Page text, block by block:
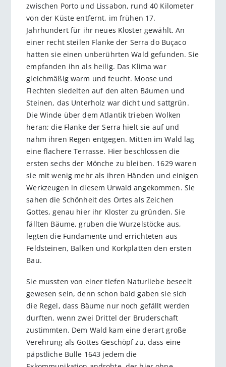
zwischen Porto und Lissabon, rund 40 Kilometer
von der Küste entfernt, im frühen 17.
Jahrhundert für ihr neues Kloster gewählt. An
einer recht steilen Flanke der Serra do Buçaco
hatten sie einen unberührten Wald gefunden. Sie
empfanden ihn als heilig. Das Klima war
gleichmäßig warm und feucht. Moose und
Flechten siedelten auf den alten Bäumen und
Steinen, das Unterholz war dicht und sattgrün.
Die Winde über dem Atlantik trieben Wolken
heran; die Flanke der Serra hielt sie auf und
nahm ihren Regen entgegen. Mitten im Wald lag
eine flachere Terrasse. Hier beschlossen die
ersten sechs der Mönche zu bleiben. 1629 waren
sie mit wenig mehr als ihren Händen und einigen
Werkzeugen in diesem Urwald angekommen. Sie
sahen die Schönheit des Ortes als Zeichen
Gottes, genau hier ihr Kloster zu gründen. Sie
fällten Bäume, gruben die Wurzelstöcke aus,
legten die Fundamente und errichteten aus
Feldsteinen, Balken und Korkplatten den ersten
Bau.
Sie mussten von einer tiefen Naturliebe beseelt
gewesen sein, denn schon bald gaben sie sich
die Regel, dass Bäume nur noch gefällt werden
durften, wenn zwei Drittel der Bruderschaft
zustimmten. Dem Wald kam eine derart große
Verehrung als Gottes Geschöpf zu, dass eine
päpstliche Bulle 1643 jedem die